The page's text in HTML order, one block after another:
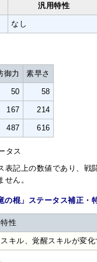
汎用特性
なし
御力 素早さ
50 58
167 214
487 616
タス
記上の数値であり、戦
せん。
の棍」ステータス補正・
特性
スキル、覚醒スキルが変化